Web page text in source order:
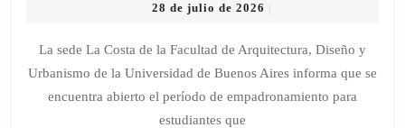
EL
EMPADRONAMIENTO
PARA
INGRESAR
28 de julio de 2026
de
2026
La sede La Costa de la Facultad de Arquitectura, Diseño y
Urbanismo de la Universidad de Buenos Aires informa que se
encuentra abierto el período de empadronamiento para
estudiantes que